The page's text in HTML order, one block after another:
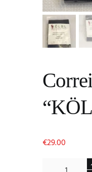
€29.00
Quantidade